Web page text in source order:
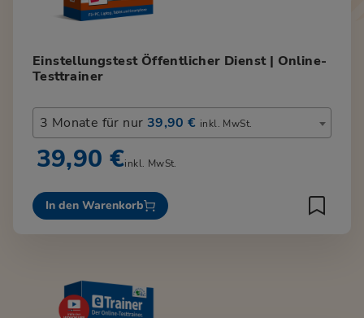
Einstellungstest Öffentlicher Dienst | Online-
Testtrainer
3 Monate für nur 39,90 € inkl. MwSt.
39,90 €inkl. MwSt.
In den Warenkorb